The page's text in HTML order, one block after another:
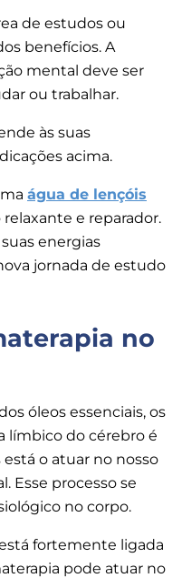
de estudos ou
benefícios. A
mental deve ser
ou trabalhar.
às suas
acima.
água de lençóis
e reparador.
energias
jornada de estudo
no
óleos essenciais, os
límbico do cérebro é
o atuar no nosso
Esse processo se
no corpo.
fortemente ligada
pode atuar no